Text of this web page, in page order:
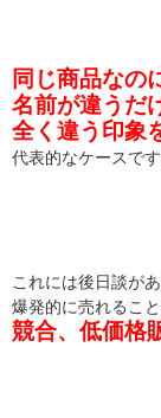
同じ商品なの
名前が違うだ
全く違う印象
代表的なケースです
これには後日談が
爆発的に売れるこ
競合、低価格